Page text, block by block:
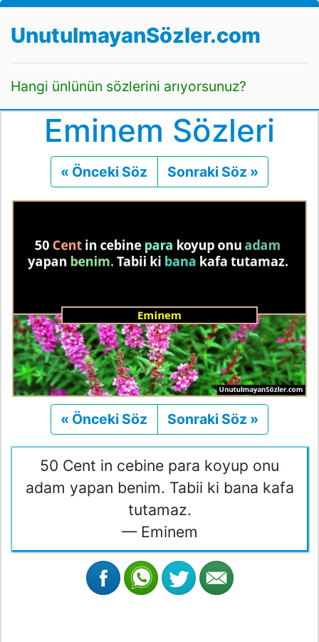
UnutulmayanSözler.com
Hangi ünlünün sözlerini arıyorsunuz?
Eminem Sözleri
« Önceki Söz Önceki
Sonraki Söz »
« Önceki Söz Önceki
Sonraki Söz »
50 Cent in cebine para koyup onu
adam yapan benim. Tabii ki bana kafa
tutamaz.
— Eminem